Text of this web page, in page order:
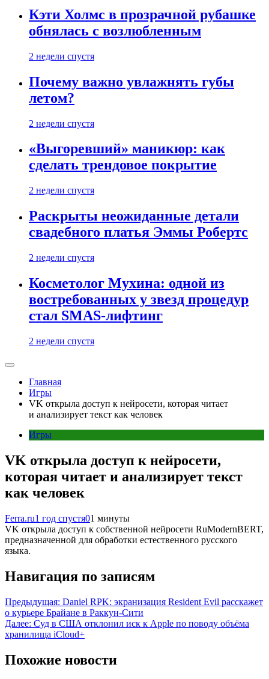
Кэти Холмс в прозрачной рубашке
обнялась с возлюбленным
2 недели спустя
Почему важно увлажнять губы
летом?
2 недели спустя
«Выгоревший» маникюр: как
сделать трендовое покрытие
2 недели спустя
Раскрыты неожиданные детали
свадебного платья Эммы Робертс
2 недели спустя
Косметолог Мухина: одной из
востребованных у звезд процедур
стал SMAS-лифтинг
2 недели спустя
Главная
Игры
VK открыла доступ к нейросети, которая читает
и анализирует текст как человек
Игры
VK открыла доступ к нейросети,
которая читает и анализирует текст
как человек
Ferra.ru1 год спустя01 минуты
VK открыла доступ к собственной нейросети RuModernBERT,
предназначенной для обработки естественного русского
языка.
Навигация по записям
Предыдущая: Daniel RPK: экранизация Resident Evil расскажет
о курьере Брайане в Раккун-Сити
Далее: Суд в США отклонил иск к Apple по поводу объёма
хранилища iCloud+
Похожие новости